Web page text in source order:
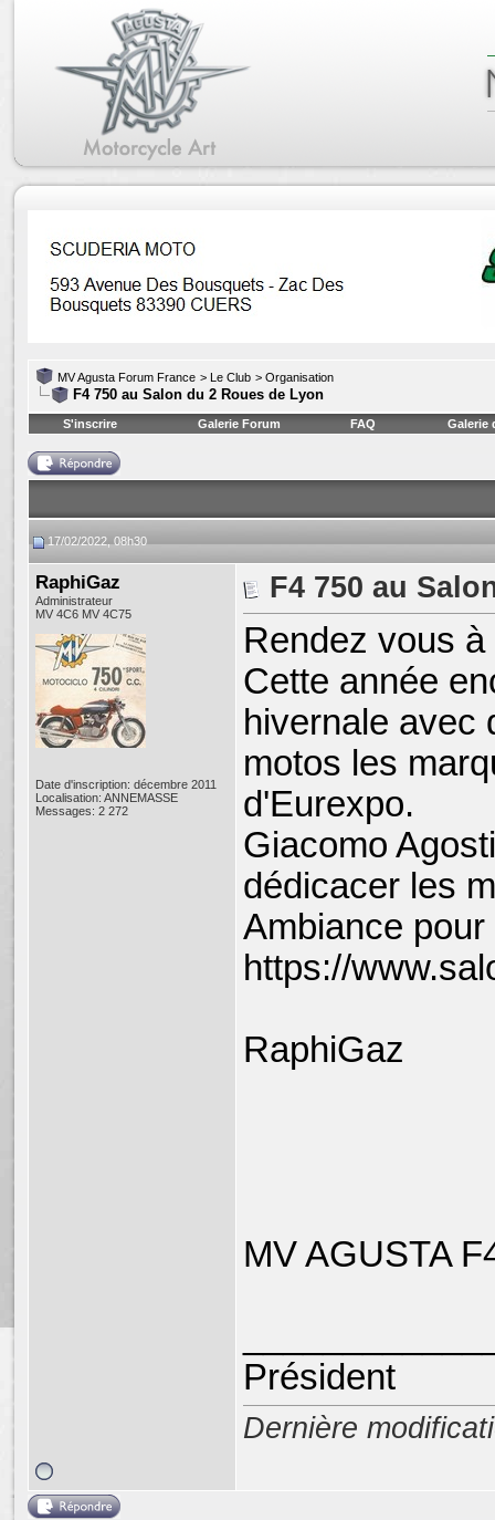
MV Agusta Forum France > Le Club > Organisation
F4 750 au Salon du 2 Roues de Lyon
S'inscrire Galerie Forum FAQ Galerie
17/02/2022, 08h30
RaphiGaz
Administrateur
MV 4C6 MV 4C75
Date d'inscription: décembre 2011
Localisation: ANNEMASSE
Messages: 2 272
F4 750 au
Rendez vous
Cette année
hivernale avec
motos les
d'Eurexpo.
Giacomo
dédicacer les
Ambiance
https://
RaphiGaz
MV AGUSTA
Président
Dernière